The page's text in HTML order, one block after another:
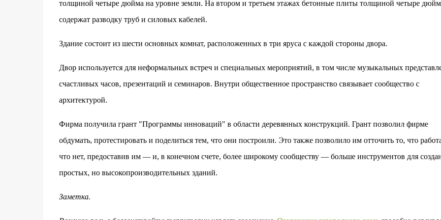
толщиной четыре дюйма на уровне земли. На втором и третьем этажах бетонные плиты толщиной четыре
содержат разводку труб и силовых кабелей.
Здание состоит из шести основных комнат, расположенных в три яруса с каждой стороны двора.
Двор используется для неформальных встреч и специальных мероприятий, в том числе музыкальных
счастливых часов, презентаций и семинаров. Внутри общественное пространство связывает сообщество с
архитектурой.
Фирма получила грант "Программы инноваций" в области деревянных конструкций. Грант позволил фирме
обдумать, протестировать и поделиться тем, что они построили. Это также позволило им отточить то, что
что нет, предоставив им — и, в конечном счете, более широкому сообществу — больше инструментов для
простых, но высокопроизводительных зданий.
Заметка.